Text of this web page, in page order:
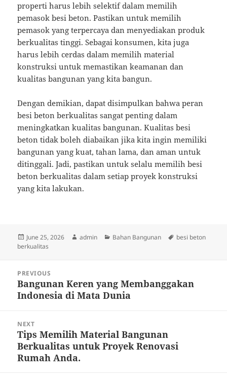
properti harus lebih selektif dalam memilih
pemasok besi beton. Pastikan untuk memilih
pemasok yang terpercaya dan menyediakan produk
berkualitas tinggi. Sebagai konsumen, kita juga
harus lebih cerdas dalam memilih material
konstruksi untuk memastikan keamanan dan
kualitas bangunan yang kita bangun.
Dengan demikian, dapat disimpulkan bahwa peran
besi beton berkualitas sangat penting dalam
meningkatkan kualitas bangunan. Kualitas besi
beton tidak boleh diabaikan jika kita ingin memiliki
bangunan yang kuat, tahan lama, dan aman untuk
ditinggali. Jadi, pastikan untuk selalu memilih besi
beton berkualitas dalam setiap proyek konstruksi
yang kita lakukan.
Posted
on
June 25, 2026 Author
admin Categories
Bahan Bangunan Tags
besi beton
berkualitas
navigation
PREVIOUS
Previous
post:
Bangunan Keren yang Membanggakan
Indonesia di Mata Dunia
NEXT
Next
post:
Tips Memilih Material Bangunan
Berkualitas untuk Proyek Renovasi
Rumah Anda.